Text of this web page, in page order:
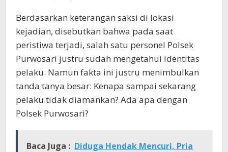
Berdasarkan keterangan saksi di lokasi
kejadian, disebutkan bahwa pada saat
peristiwa terjadi, salah satu personel Polsek
Purwosari justru sudah mengetahui identitas
pelaku. Namun fakta ini justru menimbulkan
tanda tanya besar: Kenapa sampai sekarang
pelaku tidak diamankan? Ada apa dengan
Polsek Purwosari?
Baca Juga : Diduga Hendak Mencuri, Pria